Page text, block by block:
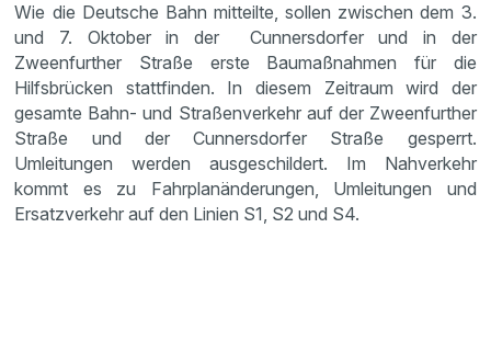
Wie die Deutsche Bahn mitteilte, sollen zwischen dem 3.
und 7. Oktober in der Cunnersdorfer und in der
Zweenfurther Straße erste Baumaßnahmen für die
Hilfsbrücken stattfinden. In diesem Zeitraum wird der
gesamte Bahn- und Straßenverkehr auf der Zweenfurther
Straße und der Cunnersdorfer Straße gesperrt.
Umleitungen werden ausgeschildert. Im Nahverkehr
kommt es zu Fahrplanänderungen, Umleitungen und
Ersatzverkehr auf den Linien S1, S2 und S4.